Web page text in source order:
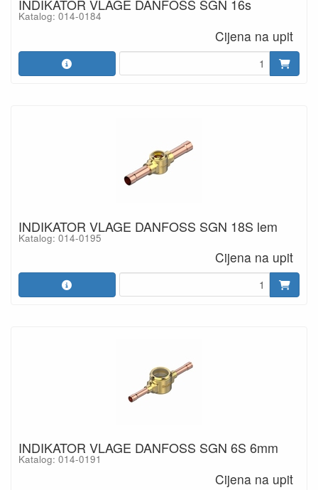
INDIKATOR VLAGE DANFOSS SGN 16s
Katalog: 014-0184
Cijena na upit
INDIKATOR VLAGE DANFOSS SGN 18S lem
Katalog: 014-0195
Cijena na upit
INDIKATOR VLAGE DANFOSS SGN 6S 6mm
Katalog: 014-0191
Cijena na upit